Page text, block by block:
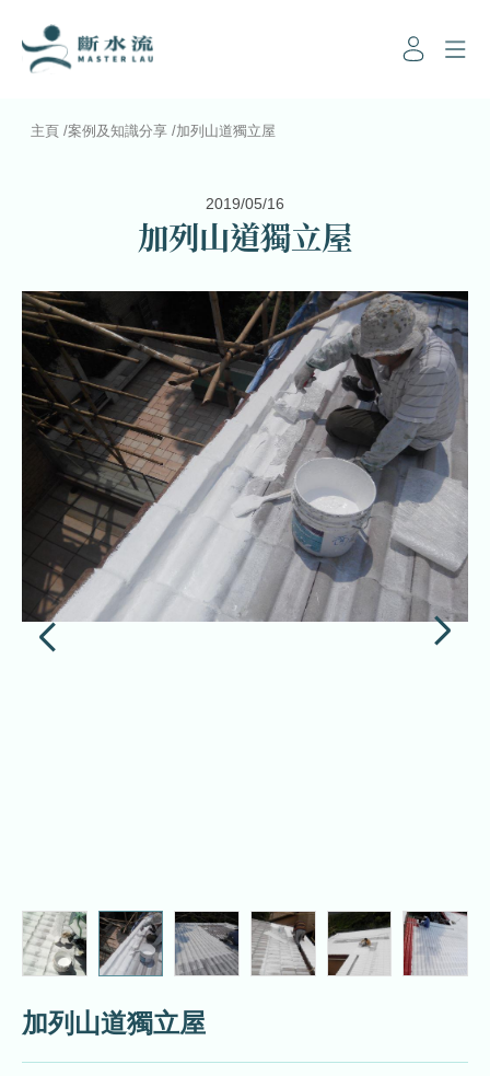
主頁 /案例及知識分享 /加列山道獨立屋
2019/05/16
加列山道獨立屋
加列山道獨立屋